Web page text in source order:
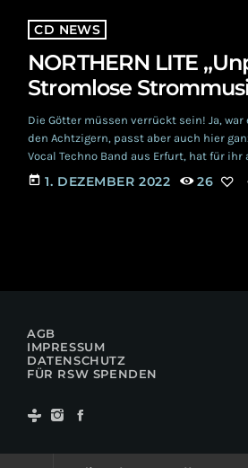
CD NEWS
NORTHERN LITE
Stromlose
Die Götter müssen verrückt sein! Ja,
den Achtzigern, passt aber auch hier ganz
Vocal Techno Band aus Erfurt, hat für
'Unplugged' sämtliche Stecker gezogen
aus der mittlerweile 25 Jahre währenden
today 1. DEZEMBER 2022 26
AGB
IMPRESSUM
DATENSCHUTZ
FÜR RSW SPENDEN